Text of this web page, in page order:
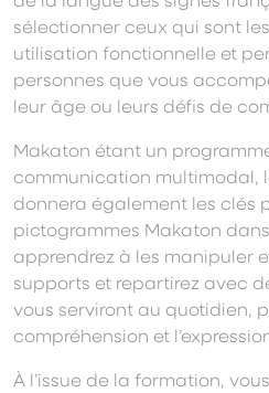
sélectionner ceux qui sont
utilisation fonctionnelle et
personnes que vous
leur âge ou leurs défis de
Makaton étant un
communication multimodal,
donnera également les clés
pictogrammes Makaton
apprendrez à les manipuler
supports et repartirez avec
vous serviront au quotidien,
compréhension et
À l’issue de la formation,